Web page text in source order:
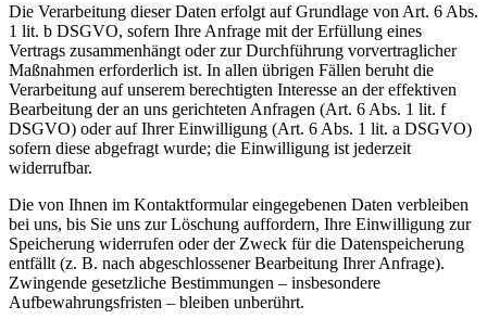
Die Verarbeitung dieser Daten erfolgt auf Grundlage von Art. 6 Abs.
1 lit. b DSGVO, sofern Ihre Anfrage mit der Erfüllung eines
Vertrags zusammenhängt oder zur Durchführung vorvertraglicher
Maßnahmen erforderlich ist. In allen übrigen Fällen beruht die
Verarbeitung auf unserem berechtigten Interesse an der effektiven
Bearbeitung der an uns gerichteten Anfragen (Art. 6 Abs. 1 lit. f
DSGVO) oder auf Ihrer Einwilligung (Art. 6 Abs. 1 lit. a DSGVO)
sofern diese abgefragt wurde; die Einwilligung ist jederzeit
widerrufbar.
Die von Ihnen im Kontaktformular eingegebenen Daten verbleiben
bei uns, bis Sie uns zur Löschung auffordern, Ihre Einwilligung zur
Speicherung widerrufen oder der Zweck für die Datenspeicherung
entfällt (z. B. nach abgeschlossener Bearbeitung Ihrer Anfrage).
Zwingende gesetzliche Bestimmungen – insbesondere
Aufbewahrungsfristen – bleiben unberührt.